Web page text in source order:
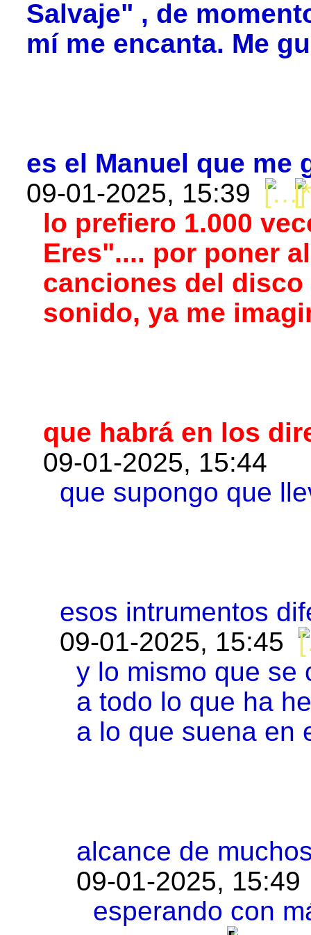
Salvaje" , de
mí me encanta. Me
es el Manuel que me
09-01-2025, 15:39
lo prefiero 1.000
Eres".... por poner
canciones del
sonido, ya me
que habrá en los
09-01-2025, 15:44
que supongo que
esos intrumentos
09-01-2025, 15:45
y lo mismo que se
a todo lo que ha
a lo que suena en
alcance de
09-01-2025, 15:49
esperando con